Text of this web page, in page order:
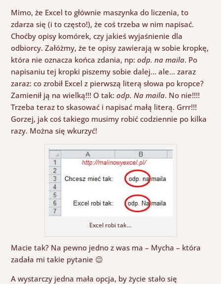
Mimo, że Excel to głównie maszynka do liczenia, to
zdarza się (i to często!), że coś trzeba w nim napisać.
Choćby opisy komórek, czy jakieś wyjaśnienie dla
odbiorcy. Załóżmy, że te opisy zawierają w sobie kropkę,
która nie oznacza końca zdania, np:odp. na maila. Po
napisaniu tej kropki piszemy sobie dalej… ale… zaraz
zaraz: co zrobił Excel z pierwszą literą słowa po kropce?
Zamienił ją na wielką!!! O tak:odp. Na maila. No nie!!!!
Trzeba teraz to skasować i napisać małą literą. Grrr!!!
Gorzej, jak coś takiego musimy robić codziennie po kilka
razy. Można się wkurzyć!
Excel robi tak…
Macie tak? Na pewno jedno z was ma – Mycha – która
zadała mi takie pytanie 😉
A wystarczy jedna mała opcja, by życie stało się